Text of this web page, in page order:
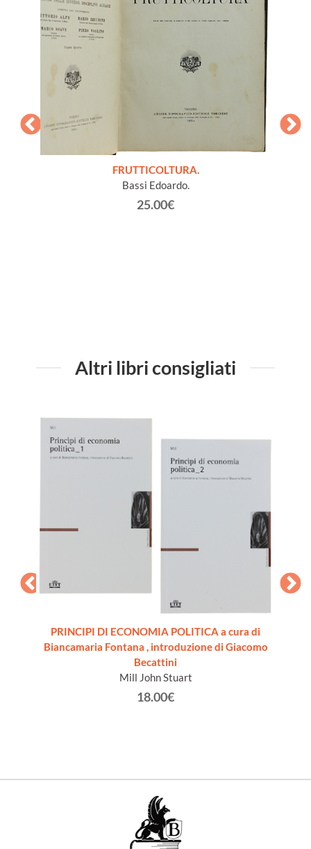
FRUTTICOLTURA.
Bassi Edoardo.
25.00€
Altri libri consigliati
PRINCIPI DI ECONOMIA POLITICA a cura di
Biancamaria Fontana , introduzione di Giacomo
Becattini
Mill John Stuart
18.00€